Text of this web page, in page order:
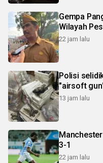
Gempa
Wilayah
22 jam lalu
Polisi
"airsoft
13 jam lalu
3-1
22 jam lalu